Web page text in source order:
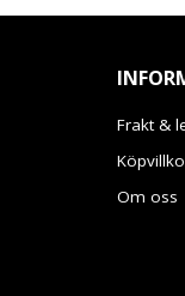
Frakt &
Om oss